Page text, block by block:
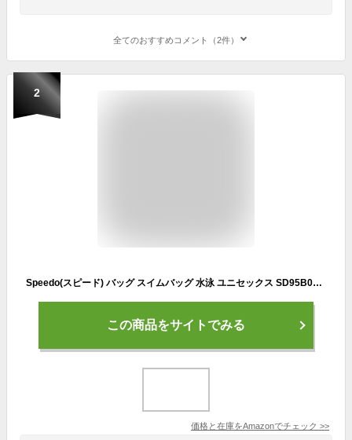
全てのおすすめコメント（2件）
2
Speedo(スピード) バッグ スイムバッグ 水泳 ユニセックス SD95B04 ピンク/ブラック ONESIZE
この商品をサイトでみる
価格と在庫をAmazonでチェック >>